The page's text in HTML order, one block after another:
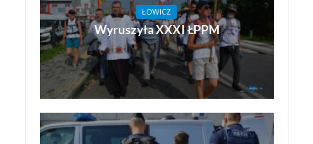
ŁOWICZ
Wyruszyła XXXI ŁPPM